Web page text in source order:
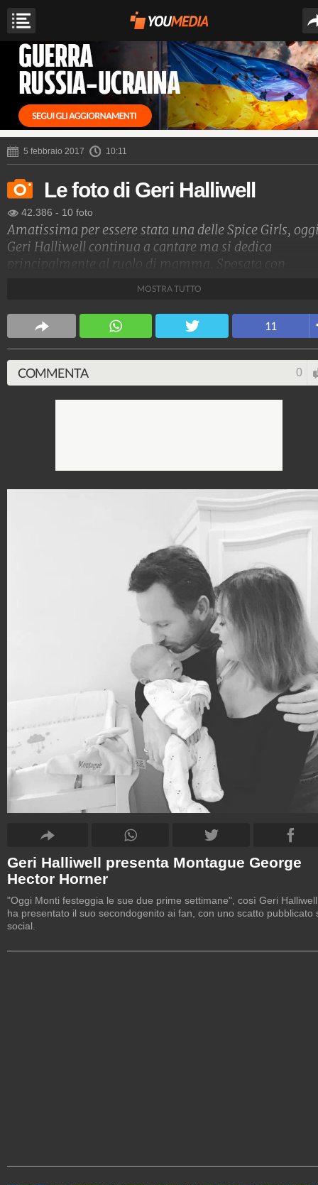
5 febbraio 2017 10:11
Le foto di Geri Halliwell
42.386 - 10 foto
Amatissima per essere stata una delle Spice Girls,
Geri Halliwell continua a cantare ma si dedica
principalmente al ruolo di mamma. Sposata con
Montague George Hector Horner.
4.053.424.408-9.455 video-76.076 foto
MOSTRA TUTTO
11
COMMENTA 0
Geri Halliwell presenta Montague George
Hector Horner
"Oggi Monti festeggia le sue due prime settimane", così Geri Halliwell
ha presentato il suo secondogenito ai fan, con uno scatto pubblicato
social.